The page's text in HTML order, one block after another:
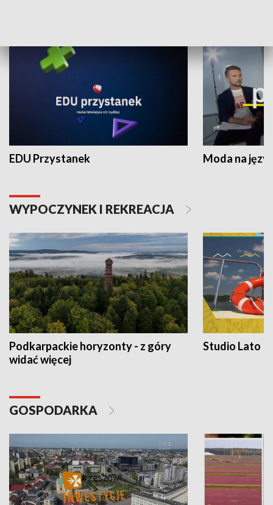
EDU Przystanek Moda na
WYPOCZYNEK I REKREACJA
Podkarpackie horyzonty - z góry
widać więcej
Studio Lato
GOSPODARKA